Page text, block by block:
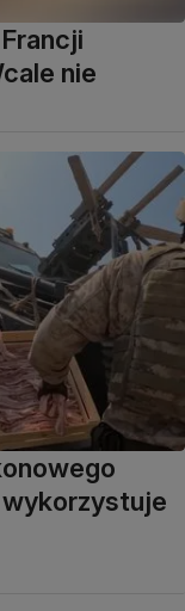
nie
wykorzystuje